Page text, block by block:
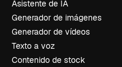
Asistente de IA
Generador de imágenes
Generador de vídeos
Texto a voz
Contenido de stock